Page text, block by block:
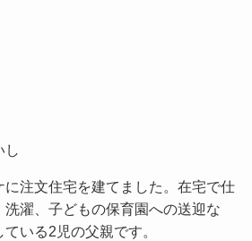
し
注文住宅を建てました。在宅で仕
濯、子どもの保育園への送迎な
いる2児の父親です。